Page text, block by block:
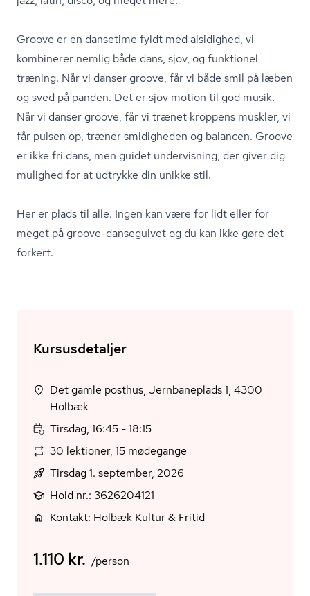
Groove er en dansetime fyldt med alsidighed, vi
kombinerer nemlig både dans, sjov, og funktionel
træning. Når vi danser groove, får vi både smil på læben
og sved på panden. Det er sjov motion til god musik.
Når vi danser groove, får vi trænet kroppens muskler, vi
får pulsen op, træner smidigheden og balancen. Groove
er ikke fri dans, men guidet undervisning, der giver dig
mulighed for at udtrykke din unikke stil.
Her er plads til alle. Ingen kan være for lidt eller for
meget på groove-dansegulvet og du kan ikke gøre det
forkert.
Kursusdetaljer
Det gamle posthus, Jernbaneplads 1, 4300
Holbæk
Tirsdag, 16:45 - 18:15
30 lektioner, 15 mødegange
Tirsdag 1. september, 2026
Hold nr.: 3626204121
Kontakt: Holbæk Kultur & Fritid
1.110 kr. /person